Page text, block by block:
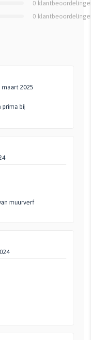
0
0
maart 2025
prima bij
muurverf